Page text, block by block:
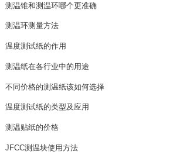
测温锥和测温环哪个更准确
测温环测量方法
温度测试纸的作用
测温纸在各行业中的用途
不同价格的测温纸该如何选择
温度测试纸的类型及应用
测温贴纸的价格
JFCC测温块使用方法